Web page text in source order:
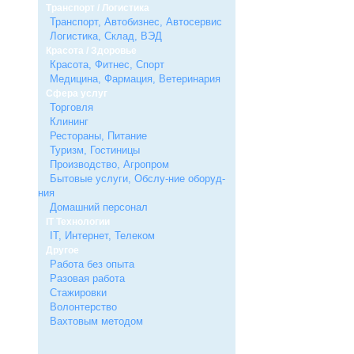
Транспорт / Логистика
Транспорт, Автобизнес, Автосервис
Логистика, Склад, ВЭД
Красота / Здоровье
Красота, Фитнес, Спорт
Медицина, Фармация, Ветеринария
Сфера услуг
Торговля
Клининг
Рестораны, Питание
Туризм, Гостиницы
Производство, Агропром
Бытовые услуги, Обслу-ние оборуд-
ния
Домашний персонал
IT Технологии
IT, Интернет, Телеком
Другое
Работа без опыта
Разовая работа
Стажировки
Волонтерство
Вахтовым методом